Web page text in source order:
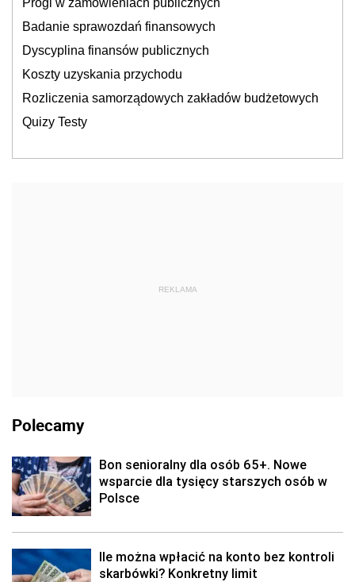
Progi w zamówieniach publicznych
Badanie sprawozdań finansowych
Dyscyplina finansów publicznych
Koszty uzyskania przychodu
Rozliczenia samorządowych zakładów budżetowych
Quizy Testy
REKLAMA
Polecamy
Bon senioralny dla osób 65+. Nowe
wsparcie dla tysięcy starszych osób w
Polsce
Ile można wpłacić na konto bez kontroli
skarbówki? Konkretny limit